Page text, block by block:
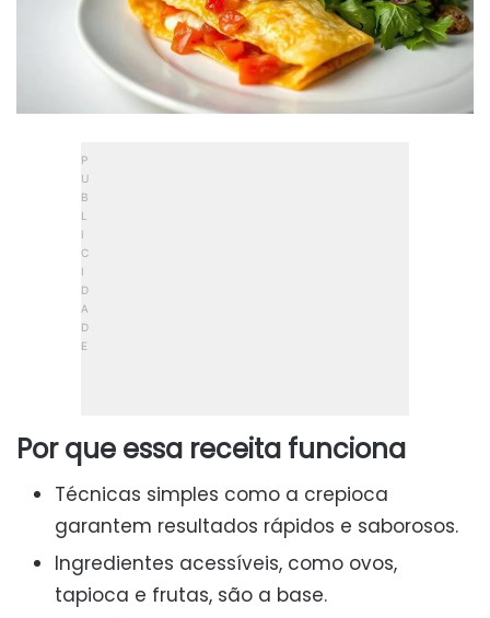
Por que essa receita funciona
Técnicas simples como a crepioca
garantem resultados rápidos e saborosos.
Ingredientes acessíveis, como ovos,
tapioca e frutas, são a base.